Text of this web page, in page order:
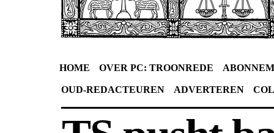
HOME OVER PC: TROONREDE
OUD-REDACTEUREN ADVERTEREN